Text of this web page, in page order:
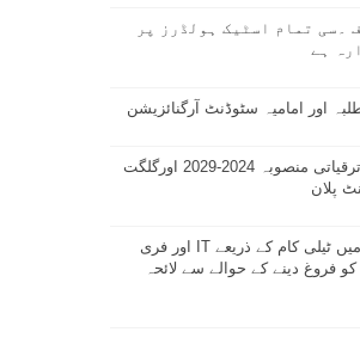
۔سی تمام اسٹیک ہولڈرز پر
ہے
اور امامیہ سٹوڈنٹ آرگنائزیشن
گلگت بلتستان ترقیاتی منصوبہ 2024-2029 اورگلگت
پلان
گلگت بلتستان میں ٹیلی کام کے ذریعے IT اور فری
فروغ دینے کے حوالے سے لائحہ